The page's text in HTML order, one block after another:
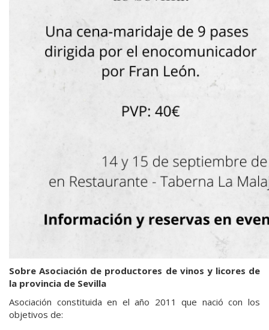
Sobre Asociación de productores de vinos y licores de
la provincia de Sevilla
Asociación constituida en el año 2011 que nació con los
objetivos de: